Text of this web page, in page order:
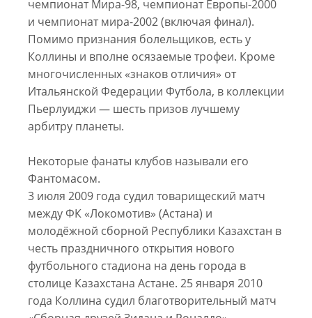
чемпионат Мира-98, чемпионат Европы-2000
и чемпионат мира-2002 (включая финал).
Помимо признания болельщиков, есть у
Коллины и вполне осязаемые трофеи. Кроме
многочисленных «знаков отличия» от
Итальянской Федерации Футбола, в коллекции
Пьерлуиджи — шесть призов лучшему
арбитру планеты.
Некоторые фанаты клубов называли его
Фантомасом.
3 июля 2009 года судил товарищеский матч
между ФК «Локомотив» (Астана) и
молодёжной сборной Республики Казахстан в
честь праздничного открытия нового
футбольного стадиона на день города в
столице Казахстана Астане. 25 января 2010
года Коллина судил благотворительный матч